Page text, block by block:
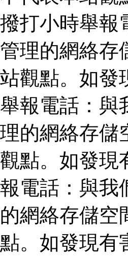
撥打小時舉報
管理的網絡存
站觀點。如發
舉報電話：與
理的網絡存儲
觀點。如發現
報電話：與我
的網絡存儲空
點。如發現有